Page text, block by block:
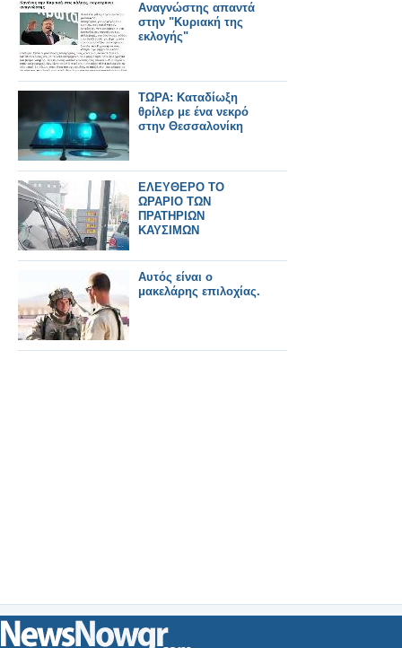
Αναγνώστης απαντά
στην "Κυριακή της
εκλογής"
ΤΩΡΑ: Καταδίωξη
θρίλερ με ένα νεκρό
στην Θεσσαλονίκη
ΕΛΕΥΘΕΡΟ ΤΟ
ΩΡΑΡΙΟ ΤΩΝ
ΠΡΑΤΗΡΙΩΝ
ΚΑΥΣΙΜΩΝ
Αυτός είναι ο
μακελάρης επιλοχίας.